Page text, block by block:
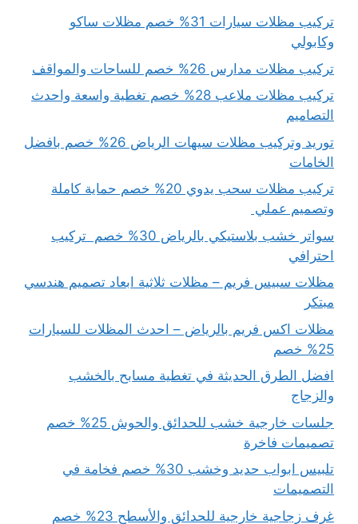
تركيب مظلات سيارات 31% خصم مظلات ساكو
وكابولي
تركيب مظلات مدارس 26% خصم للساحات والمواقف
تركيب مظلات ملاعب 28% خصم تغطية واسعة واحدث
التصاميم
توريد وتركيب مظلات سيهات الرياض 26% خصم بافضل
الخامات
تركيب مظلات سحب يدوي 20% خصم حماية كاملة
وتصميم عملي
سواتر خشب بلاستيكي بالرياض 30% خصم تركيب
احترافي
مظلات سبيس فريم – مظلات ثلاثية ابعاد تصميم هندسي
مبتكر
مظلات اكس فريم بالرياض – احدث المظلات للسيارات
25% خصم
افضل الطرق الحديثة في تغطية مسابح بالخشب
والزجاج
جلسات خارجية خشب للحدائق والحوش 25% خصم
تصميمات فاخرة
تلبيس ابواب حديد وخشب 30% خصم فخامة في
التصميمات
غرف زجاجية خارجية للحدائق والأسطح 23% خصم